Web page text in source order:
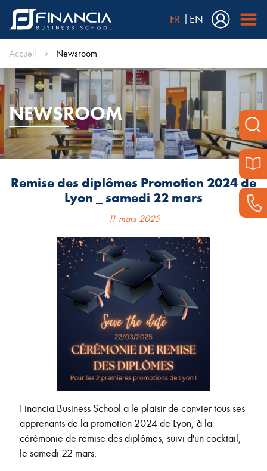
FR EN
Accueil Newsroom
NEWSROOM
Remise des diplômes Promotion 2024 de
Lyon _ samedi 22 mars
11 mars 2025
Financia Business School a le plaisir de convier tous ses
apprenants de la promotion 2024 de Lyon, à la
cérémonie de remise des diplômes, suivi d'un cocktail,
le samedi 22 mars.